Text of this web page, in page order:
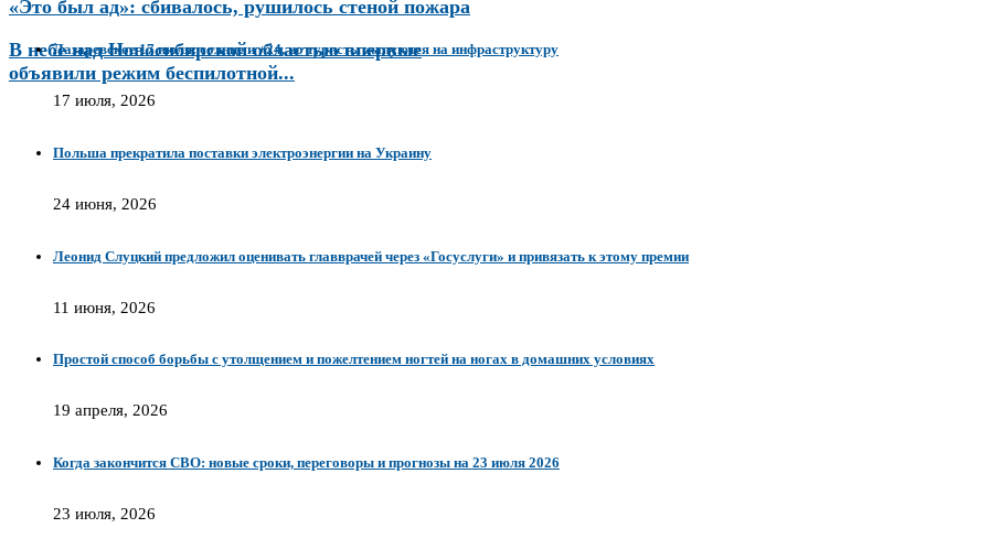
«Это был ад»: сбивалось, рушилось стеной пожара
В небе над Новосибирской областью впервые
объявили режим беспилотной...
Лазаревское 17 июля: солнце и +24, но туристы жалуются на инфраструктуру
17 июля, 2026
Польша прекратила поставки электроэнергии на Украину
24 июня, 2026
Леонид Слуцкий предложил оценивать главврачей через «Госуслуги» и привязать к этому премии
11 июня, 2026
Простой способ борьбы с утолщением и пожелтением ногтей на ногах в домашних условиях
19 апреля, 2026
Когда закончится СВО: новые сроки, переговоры и прогнозы на 23 июля 2026
23 июля, 2026